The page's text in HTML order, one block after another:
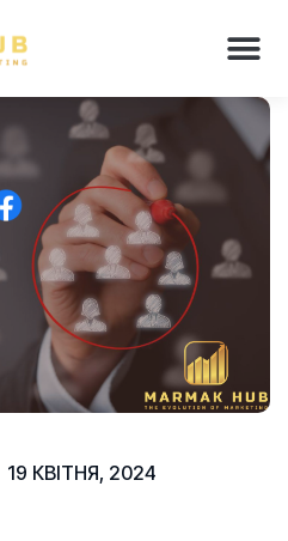
19 КВІТНЯ, 2024